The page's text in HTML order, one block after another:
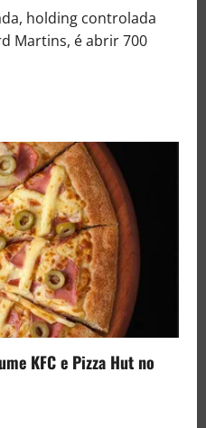
holding controlada
Martins, é abrir 700
KFC e Pizza Hut no